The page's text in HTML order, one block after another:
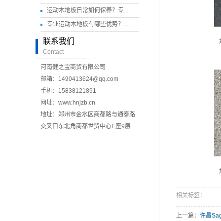
运动木地板日常如何保养？专...
专业运动木地板有哪些优势？...
联系我们
Contact
河南健之宝商贸有限公司
邮箱：1490413624@qq.com
手机：15838121891
网址： www.hnjzb.cn
地址：郑州市金水区商都路与通泰路
交叉口东北角商都世贸中心E座9层
相关标签：
上一篇： 许昌